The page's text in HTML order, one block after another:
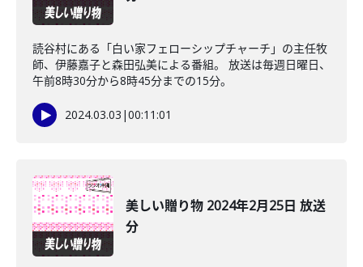
読谷村にある「白い家フェローシップチャーチ」の主任牧
師、伊藤嘉子と森田弘美による番組。 放送は毎週日曜日、
午前8時30分から8時45分までの15分。
2024.03.03 |00:11:01
美しい贈り物 2024年2月25日 放送
分